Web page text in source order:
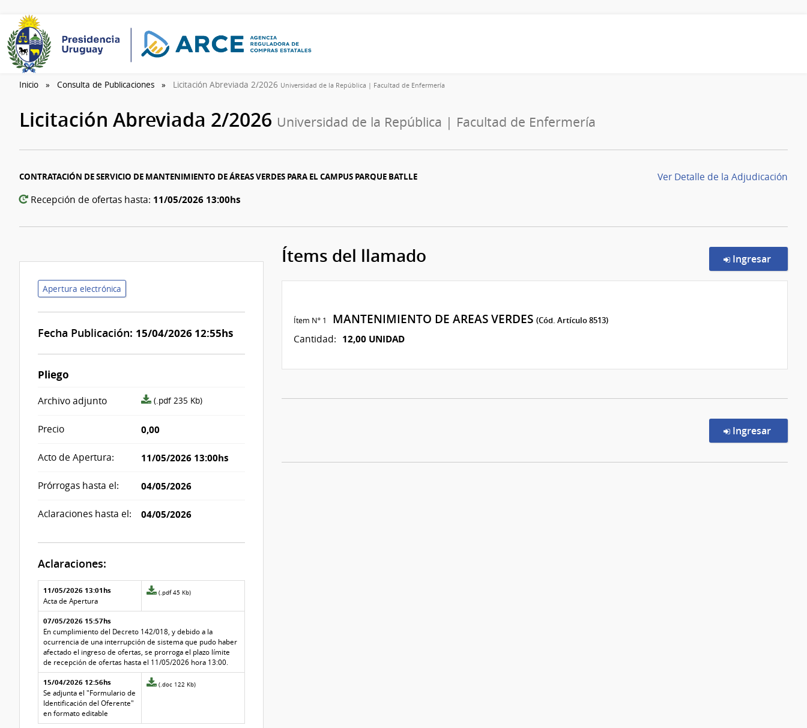
Inicio Consulta de Publicaciones Licitación Abreviada 2/2026 Universidad de la República | Facultad de Enfermería
Licitación Abreviada 2/2026 Universidad de la República | Facultad de Enfermería
CONTRATACIÓN DE SERVICIO DE MANTENIMIENTO DE ÁREAS VERDES PARA EL CAMPUS PARQUE BATLLE
Recepción de ofertas hasta: 11/05/2026 13:00hs
Ver Detalle de la Adjudicación
Apertura electrónica
Fecha Publicación: 15/04/2026 12:55hs
Pliego
Archivo adjunto
archivo
(.pdf 235 Kb)
Precio 0,00
Acto de Apertura: 11/05/2026 13:00hs
Prórrogas hasta el: 04/05/2026
Aclaraciones hasta el: 04/05/2026
Aclaraciones:
Aclaraciones del llamado
Fecha y
texto de
la
aclaración
Archivo
de la
aclaración
11/05/2026 13:01hs
Acta de Apertura
Archivo
de
aclaración
Nº
2
(.pdf 45 Kb)
07/05/2026 15:57hs
En cumplimiento del Decreto 142/018, y debido a la
ocurrencia de una interrupción de sistema que pudo haber
afectado el ingreso de ofertas, se prorroga el plazo límite
de recepción de ofertas hasta el 11/05/2026 hora 13:00.
15/04/2026 12:56hs
Se adjunta el "Formulario de
Identificación del Oferente"
en formato editable
Archivo
aclaración
(.doc 122 Kb)
Ítems del llamado Ingresar
Ítem Nº 1 MANTENIMIENTO DE AREAS VERDES (Cód. Artículo 8513)
Cantidad: 12,00 UNIDAD
Ingresar